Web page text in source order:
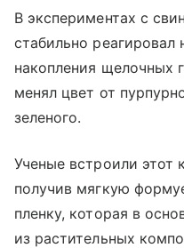
В экспериментах с
стабильно реагировал
накопления щелочных
менял цвет от
зеленого.
Ученые встроили этот
получив мягкую
пленку, которая в
из растительных